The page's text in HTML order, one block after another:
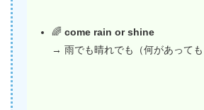
🌈 come rain or shine
→ 雨でも晴れでも（何があっても